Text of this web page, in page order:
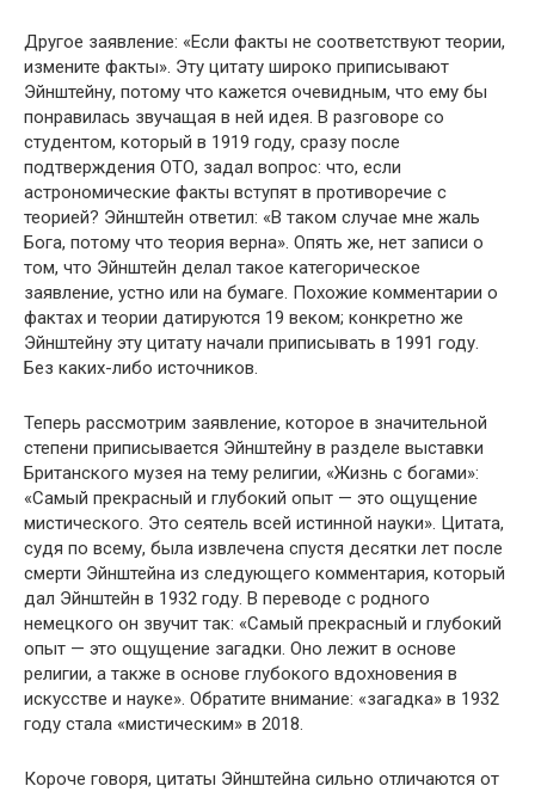
Другое заявление: «Если факты не соответствуют теории,
измените факты». Эту цитату широко приписывают
Эйнштейну, потому что кажется очевидным, что ему бы
понравилась звучащая в ней идея. В разговоре со
студентом, который в 1919 году, сразу после
подтверждения ОТО, задал вопрос: что, если
астрономические факты вступят в противоречие с
теорией? Эйнштейн ответил: «В таком случае мне жаль
Бога, потому что теория верна». Опять же, нет записи о
том, что Эйнштейн делал такое категорическое
заявление, устно или на бумаге. Похожие комментарии о
фактах и теории датируются 19 веком; конкретно же
Эйнштейну эту цитату начали приписывать в 1991 году.
Без каких-либо источников.
Теперь рассмотрим заявление, которое в значительной
степени приписывается Эйнштейну в разделе выставки
Британского музея на тему религии, «Жизнь с богами»:
«Самый прекрасный и глубокий опыт — это ощущение
мистического. Это сеятель всей истинной науки». Цитата,
судя по всему, была извлечена спустя десятки лет после
смерти Эйнштейна из следующего комментария, который
дал Эйнштейн в 1932 году. В переводе с родного
немецкого он звучит так: «Самый прекрасный и глубокий
опыт — это ощущение загадки. Оно лежит в основе
религии, а также в основе глубокого вдохновения в
искусстве и науке». Обратите внимание: «загадка» в 1932
году стала «мистическим» в 2018.
Короче говоря, цитаты Эйнштейна сильно отличаются от